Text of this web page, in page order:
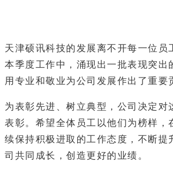
天津硕讯科技的发展离不开每一位员
本季度工作中，涌现出一批表现突出
用专业和敬业为公司发展作出了重要
为表彰先进、树立典型，公司决定对
表彰。希望全体员工以他们为榜样，
续保持积极进取的工作态度，不断提
司共同成长，创造更好的业绩。